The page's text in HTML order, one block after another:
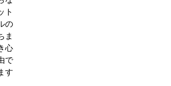
ト
の
ま
心
で
。